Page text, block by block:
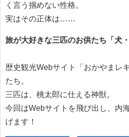
く言う掴めない性格。
実はその正体は……
旅が大好きな三匹のお供たち「犬・
歴史観光Webサイト「おかやまレ
たち。
三匹は、桃太郎に仕える神獣。
今回はWebサイトを飛び出し、内
げます！